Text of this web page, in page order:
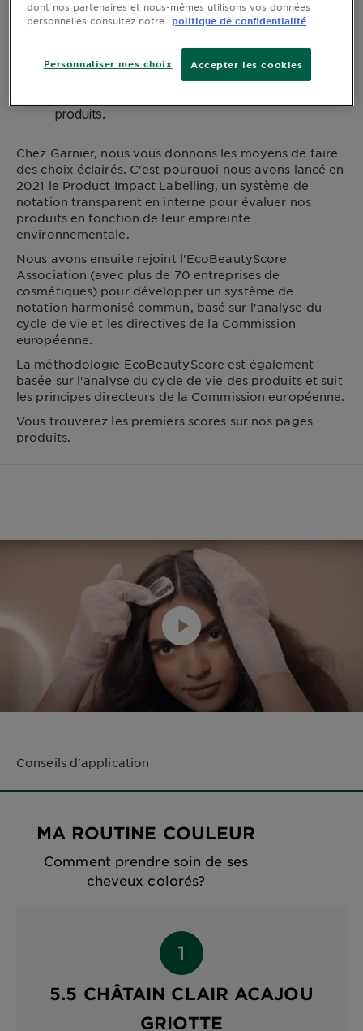
Chez Garnier, nous vous donnons les moyens de faire
des choix éclairés. C'est pourquoi nous avons lancé en
2021 le Product Impact Labelling, un système de
notation transparent en interne pour évaluer nos
produits en fonction de leur empreinte
environnementale.
Nous avons ensuite rejoint l'EcoBeautyScore
Association (avec plus de 70 entreprises de
cosmétiques) pour développer un système de
notation harmonisé commun, basé sur l'analyse du
cycle de vie et les directives de la Commission
européenne.
La méthodologie EcoBeautyScore est également
basée sur l'analyse du cycle de vie des produits et suit
les principes directeurs de la Commission européenne.
Vous trouverez les premiers scores sur nos pages
produits.
Conseils d'application
MA ROUTINE COULEUR
Comment prendre soin de ses
cheveux colorés?
5.5 CHÂTAIN CLAIR ACAJOU
GRIOTTE
dont nos partenaires et nous-mêmes utilisons vos données
personnelles consultez notre
politique de confidentialité
Accepter les cookies
Personnaliser mes choix